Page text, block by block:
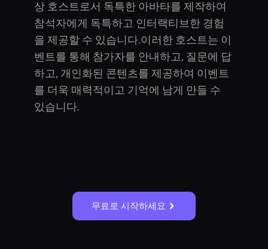
상 호스트로서 독특한 아바타를 제작하여
참석자에게 독특하고 인터랙티브한 경험
을 제공할 수 있습니다.이러한 호스트는 이
벤트를 통해 참가자를 안내하고, 질문에 답
하고, 개인화된 콘텐츠를 제공하여 이벤트
를 더욱 매력적이고 기억에 남게 만들 수
있습니다.
무료로 시작하세요